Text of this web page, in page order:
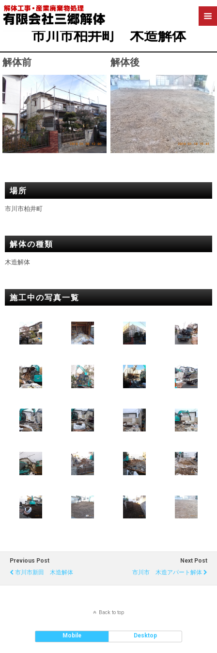
2019年4月18日
市川市柏井町 木造解体
解体前 解体後
場所
市川市柏井町
解体の種類
木造解体
施工中の写真一覧
Previous Post
市川市新田 木造解体
Next Post
市川市 木造アパート解体
Back to top
Mobile Desktop